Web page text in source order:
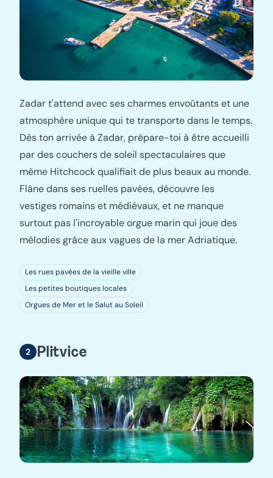
Zadar t'attend avec ses charmes envoûtants et une
atmosphère unique qui te transporte dans le temps.
Dès ton arrivée à Zadar, prépare-toi à être accueilli
par des couchers de soleil spectaculaires que
même Hitchcock qualifiait de plus beaux au monde.
Flâne dans ses ruelles pavées, découvre les
vestiges romains et médiévaux, et ne manque
surtout pas l'incroyable orgue marin qui joue des
mélodies grâce aux vagues de la mer Adriatique.
Les rues pavées de la vieille ville
Les petites boutiques locales
Orgues de Mer et le Salut au Soleil
Plitvice